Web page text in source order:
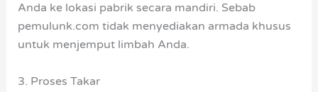
Anda ke lokasi pabrik secara mandiri. Sebab
pemulunk.com tidak menyediakan armada khusus
untuk menjemput limbah Anda.
3. Proses Takar